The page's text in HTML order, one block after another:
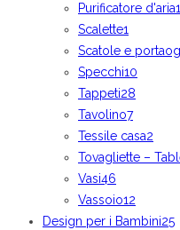
Purificatore d'aria1
Scalette1
Scatole e
Specchi10
Tappeti28
Tavolino7
Tessile casa2
Tovagliette –
Vasi46
Vassoio12
Design per i Bambini25